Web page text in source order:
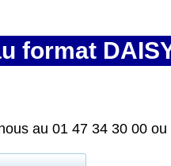
format
au 01 47 34 30 00